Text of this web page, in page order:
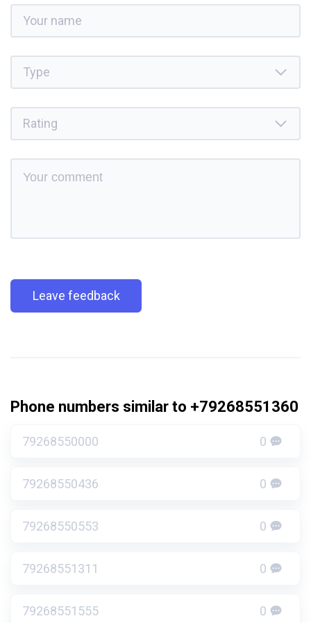
Leave feedback
Phone numbers similar to +79268551360
79268550000 0
79268550436 0
79268550553 0
79268551311 0
79268551555 0